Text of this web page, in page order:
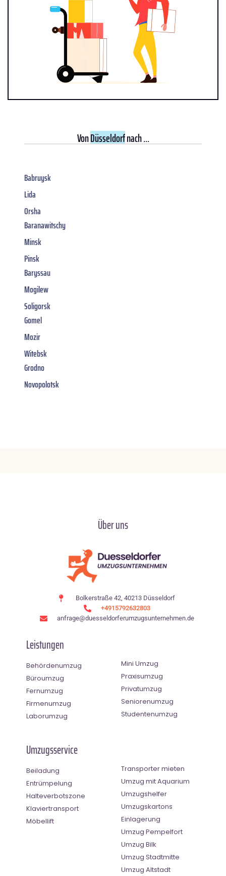
VonDüsseldorfnach ...
Babruysk
Lida
Orsha
Baranawitschy
Minsk
Pinsk
Baryssau
Mogilew
Soligorsk
Gomel
Mozir
Witebsk
Grodno
Novopolotsk
Über uns
Bolkerstraße 42, 40213 Düsseldorf
+4915792632803
anfrage@duesseldorferumzugsunternehmen.de
Leistungen
Behördenumzug
Büroumzug
Fernumzug
Firmenumzug
Laborumzug
Mini Umzug
Praxisumzug
Privatumzug
Seniorenumzug
Studentenumzug
Umzugsservice
Beiladung
Entrümpelung
Halteverbotszone
Klaviertransport
Möbellift
Transporter mieten
Umzug mit Aquarium
Umzugshelfer
Umzugskartons
Einlagerung
Umzug Pempelfort
Umzug Bilk
Umzug Stadtmitte
Umzug Altstadt